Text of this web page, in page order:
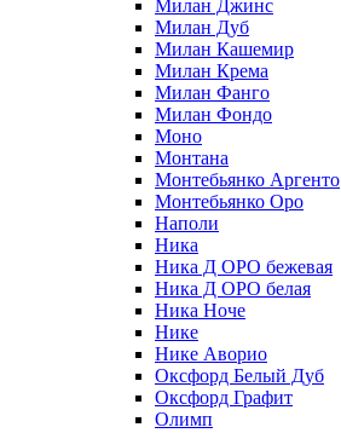
Милан Джинс
Милан Дуб
Милан Кашемир
Милан Крема
Милан Фанго
Милан Фондо
Моно
Монтана
Монтебьянко Аргенто
Монтебьянко Оро
Наполи
Ника
Ника Д ОРО бежевая
Ника Д ОРО белая
Ника Ноче
Нике
Нике Аворио
Оксфорд Белый Дуб
Оксфорд Графит
Олимп